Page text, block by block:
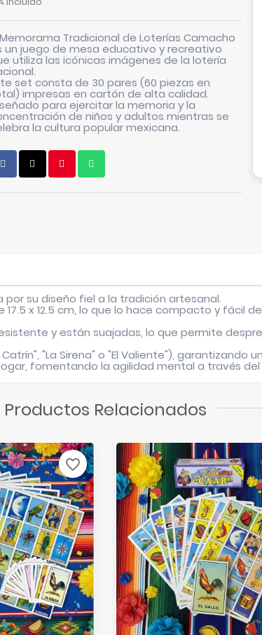
Memorama Tradicional de Loterías Camacho
un juego de mesa educativo y recreativo
utiliza las icónicas imágenes de la lotería
set consta de 30 pares (60 piezas en
impresas en cartón de alta calidad.
para ejercitar la memoria y la
de niños y adultos mientras se
la cultura popular mexicana.
por su diseño fiel a la tradición artesanal.
17.5 x 12.5 cm, lo que lo hace compacto y fácil
y están suajadas, lo que permite
"La Sirena" o "El Valiente"), garantizando
fomentando la agilidad mental a través
Productos Relacionados
favorite_border